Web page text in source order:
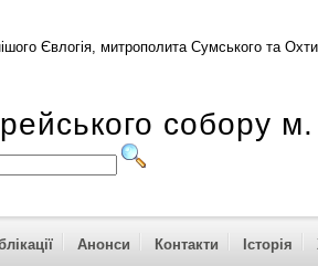
Євлогія, митрополита Сумського та
собору
Анонси Контакти Історія